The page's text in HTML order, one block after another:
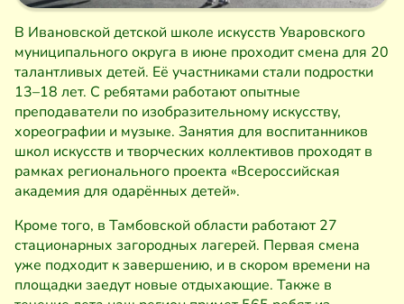
В Ивановской детской школе искусств Уваровского
муниципального округа в июне проходит смена для 20
талантливых детей. Её участниками стали подростки
13–18 лет. С ребятами работают опытные
преподаватели по изобразительному искусству,
хореографии и музыке. Занятия для воспитанников
школ искусств и творческих коллективов проходят в
рамках регионального проекта «Всероссийская
академия для одарённых детей».
Кроме того, в Тамбовской области работают 27
стационарных загородных лагерей. Первая смена
уже подходит к завершению, и в скором времени на
площадки заедут новые отдыхающие. Также в